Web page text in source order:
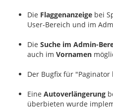
Die Flaggenanzeige bei
User-Bereich und im
Die Suche im Admin-
auch im Vornamen
Der Bugfix für
Eine Autoverlängerung
überbieten wurde